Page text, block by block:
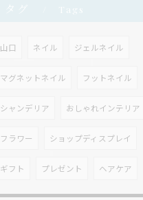
タグ Tags
山口 ネイル ジェルネイル
マグネットネイル フットネイル
シャンデリア おしゃれインテリア
フラワー ショップディスプレイ
ギフト プレゼント ヘアケア